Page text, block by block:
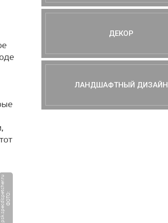
Ф
О
Т
О
:
p
s
k.
s
p
e
c
di
s
p
e
t
c
h
e
r.
r
u
ДЕКОР
ЛАНДШАФТНЫЙ ДИЗАЙН